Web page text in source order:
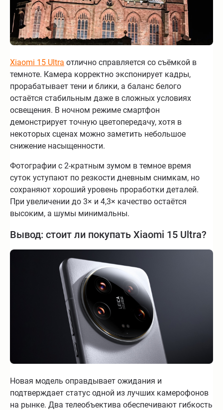
Xiaomi 15 Ultra отлично справляется со съёмкой в
темноте. Камера корректно экспонирует кадры,
прорабатывает тени и блики, а баланс белого
остаётся стабильным даже в сложных условиях
освещения. В ночном режиме смартфон
демонстрирует точную цветопередачу, хотя в
некоторых сценах можно заметить небольшое
снижение насыщенности.
Фотографии с 2-кратным зумом в темное время
суток уступают по резкости дневным снимкам, но
сохраняют хороший уровень проработки деталей.
При увеличении до 3× и 4,3× качество остаётся
высоким, а шумы минимальны.
Вывод: стоит ли покупать Xiaomi 15 Ultra?
Новая модель оправдывает ожидания и
подтверждает статус одной из лучших камерофонов
на рынке. Два телеобъектива обеспечивают гибкость